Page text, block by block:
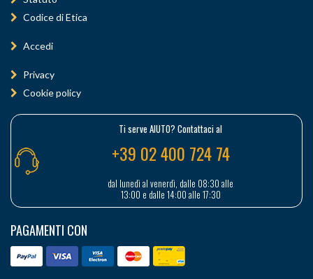
Codice di Etica
Accedi
Privacy
Cookie policy
Ti serve AIUTO? Contattaci al
+39 02 400 724 74
dal lunedì al venerdì, dalle 08:30 alle
13:00 e dalle 14:00 alle 17:30
PAGAMENTI CON